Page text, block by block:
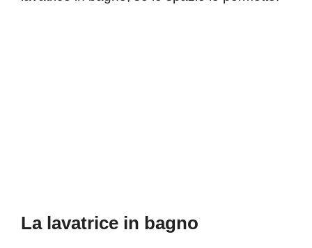
La lavatrice in bagno